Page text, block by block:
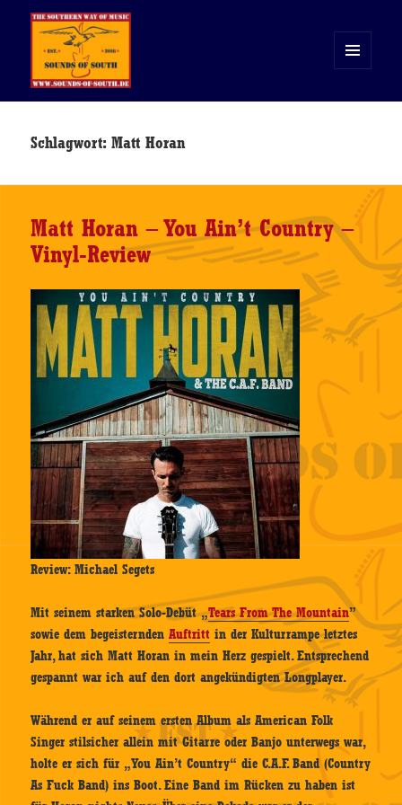
WIDGETS
Schlagwort:Matt Horan
Matt Horan – You Ain’t Country –
Vinyl-Review
Review: Michael Segets
Mit seinem starken Solo-Debüt „Tears From The Mountain”
sowie dem begeisterndenAuftritt in der Kulturrampe letztes
Jahr, hat sich Matt Horan in mein Herz gespielt. Entsprechend
gespannt war ich auf den dort angekündigten Longplayer.
Während er auf seinem ersten Album als American Folk
Singer stilsicher allein mit Gitarre oder Banjo unterwegs war,
holte er sich für „You Ain’t Country“ die C.A.F. Band (Country
As Fuck Band) ins Boot. Eine Band im Rücken zu haben ist